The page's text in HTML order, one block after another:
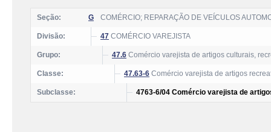
Seção: G COMÉRCIO; REPARAÇÃO DE VEÍCULOS
Divisão: 47 COMÉRCIO VAREJISTA
Grupo: 47.6 Comércio varejista de artigos culturais,
Classe: 47.63-6 Comércio varejista de artigos
Subclasse: 4763-6/04 Comércio varejista de